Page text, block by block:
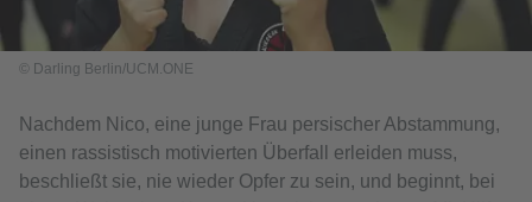
© Darling Berlin/UCM.ONE
Nachdem Nico, eine junge Frau persischer Abstammung,
einen rassistisch motivierten Überfall erleiden muss,
beschließt sie, nie wieder Opfer zu sein, und beginnt, bei